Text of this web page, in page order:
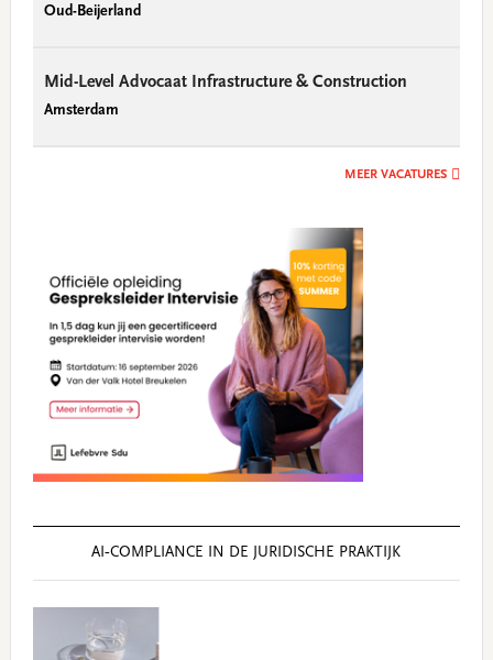
Oud-Beijerland
Mid-Level Advocaat Infrastructure & Construction
Amsterdam
MEER VACATURES
AI‑COMPLIANCE IN DE JURIDISCHE PRAKTIJK